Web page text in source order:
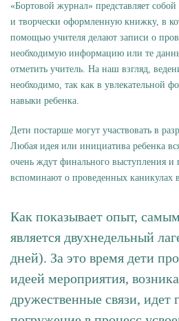
«Бортовой журнал» представляет
и творчески оформленную книжку, в
помощью учителя делают записи о
необходимую информацию или те
отметить учитель. На наш взгляд,
необходимо, так как в увлекательной
навыки ребенка.
Дети постарше могут участвовать в
Любая идея или инициатива ребенка
очень ждут финального выступления и
вспоминают о проведенных каникулах
Как показывает опыт,
является двухнедельный
дней). За это время дети
идеей мероприятия,
дружественные связи, идет